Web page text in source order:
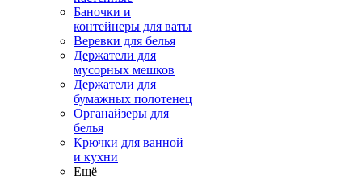
Баночки и
контейнеры для ваты
Веревки для белья
Держатели для
мусорных мешков
Держатели для
бумажных полотенец
Органайзеры для
белья
Крючки для ванной
и кухни
Ещё